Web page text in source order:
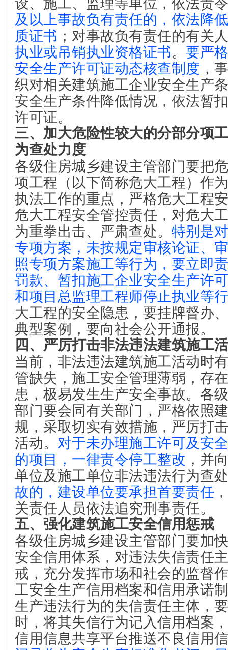
及以上事故负有责任的，依法降
质证书 ；对事故负有责任的有关
执业或吊销执业资格证书。 要严
安全生产许可证动态核查制度 ，
织对相关建筑施工企业安全生产
安全生产条件降低情况，依法暂
许可证。
三、加大危险性较大的分部分项
为查处力度
各级住房城乡建设主管部门要把
项工程（以下简称危大工程）作
执法工作的重点，严格危大工程
危大工程安全管控责任，对危大
为重拳出击、严肃查处。 特别是
专项方案，未按规定审核论证、
照专项方案施工等行为，要立即
罚款、暂扣施工企业安全生产许
和项目总监理工程师停止执业等
大工程的安全隐患，要挂牌督办
典型案例，要向社会公开通报。
四、严厉打击非法违法建筑施工
当前，非法违法建筑施工活动时
管缺失，施工安全管理薄弱，存
患，极易发生生产安全事故。各
部门要会同有关部门，严格依照
规，采取切实有效措施，严厉打
活动。 对于未办理施工许可及安
的项目，一律责令停工整改 ，并
单位及施工单位非法违法行为查
故的，建设单位要承担首要责任
关责任人员依法追究刑事责任。
五、强化建筑施工安全信用惩戒
各级住房城乡建设主管部门要加
安全信用体系，对违法失信责任
戒，充分发挥市场和社会的监督
工安全生产信用档案和信用承诺
生产违法行为的失信责任主体，
时，将其失信行为记入信用档案
信用信息共享平台推送不良信用